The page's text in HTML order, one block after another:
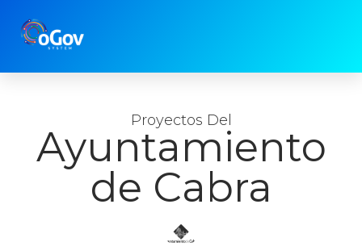
Proyectos Del
Ayuntamiento
de Cabra